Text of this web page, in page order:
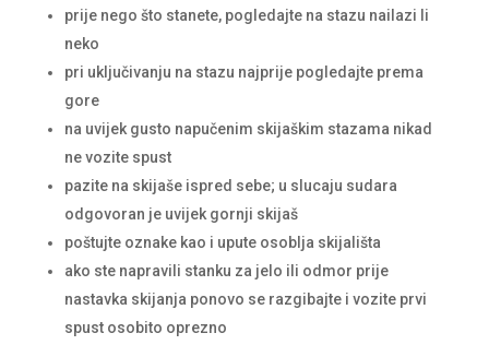
prije nego što stanete, pogledajte na stazu nailazi li
neko
pri uključivanju na stazu najprije pogledajte prema
gore
na uvijek gusto napučenim skijaškim stazama nikad
ne vozite spust
pazite na skijaše ispred sebe; u slucaju sudara
odgovoran je uvijek gornji skijaš
poštujte oznake kao i upute osoblja skijališta
ako ste napravili stanku za jelo ili odmor prije
nastavka skijanja ponovo se razgibajte i vozite prvi
spust osobito oprezno